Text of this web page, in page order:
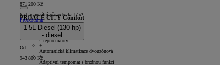
PROACE CITY Comfort
4D - Panel Van Long
+
4 reproduktory
+
Automatická klimatizace dvouzónová
+
Adaptivní tempomat s brzdnou funkcí
871 200 Kč
6 st. manuální převodovka | 4x2
Prozkoumat
1.5L Diesel (130 hp)
- diesel
Od
943 800 Kč